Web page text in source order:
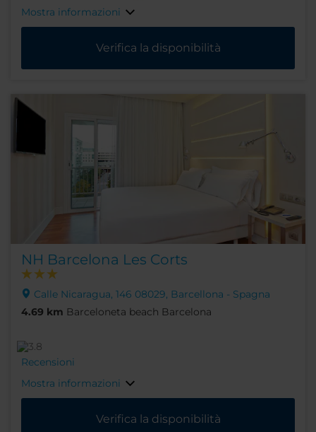
Mostra informazioni
Verifica la disponibilità
NH Barcelona Les Corts
Calle Nicaragua, 146 08029, Barcellona - Spagna
4.69 km Barceloneta beach Barcelona
Recensioni
Mostra informazioni
Verifica la disponibilità